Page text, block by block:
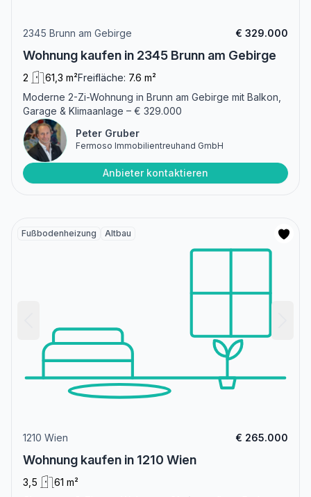
2345 Brunn am Gebirge € 329.000
Wohnung kaufen in 2345 Brunn am Gebirge
2 61,3 m²Freifläche: 7.6 m²
Moderne 2-Zi-Wohnung in Brunn am Gebirge mit Balkon,
Garage & Klimaanlage – € 329.000
Peter Gruber
Fermoso Immobilientreuhand GmbH
Anbieter kontaktieren
Fußbodenheizung Altbau
1210 Wien € 265.000
Wohnung kaufen in 1210 Wien
3,5
61 m²